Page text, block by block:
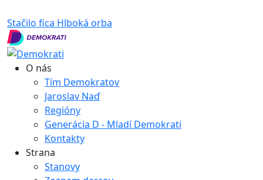
Stačilo fica Hlboká orba
O nás
Tím Demokratov
Jaroslav Naď
Regióny
Generácia D - Mladí Demokrati
Kontakty
Strana
Stanovy